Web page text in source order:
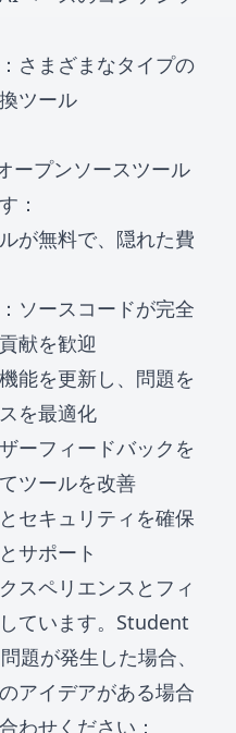
：さまざまなタイプの
ツール
ープンソースツール
：
が無料で、隠れた費
：ソースコードが完全
献を歓迎
能を更新し、問題を
を最適化
ーフィードバックを
ツールを改善
セキュリティを確保
サポート
スペリエンスとフィ
ています。Student
題が発生した場合、
アイデアがある場合
わせください：